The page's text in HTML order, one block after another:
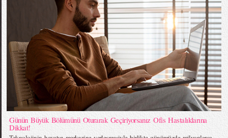
Günün Büyük Bölümünü Oturarak Geçiriyorsanız Ofis Hastalıklarına
Dikkat!